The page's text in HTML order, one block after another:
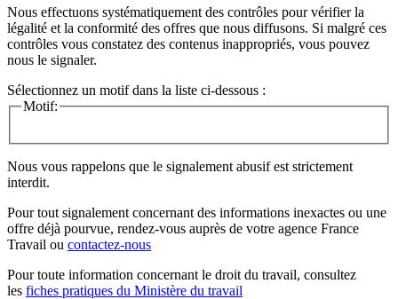
Nous effectuons systématiquement des contrôles pour vérifier la
légalité et la conformité des offres que nous diffusons. Si malgré ces
contrôles vous constatez des contenus inappropriés, vous pouvez
nous le signaler.
Sélectionnez un motif dans la liste ci-dessous :
Motif:
Nous vous rappelons que le signalement abusif est strictement
interdit.
Pour tout signalement concernant des informations inexactes ou une
offre déjà pourvue, rendez-vous auprès de votre agence France
Travail ou contactez-nous
Pour toute information concernant le droit du travail, consultez
les fiches pratiques du Ministère du travail